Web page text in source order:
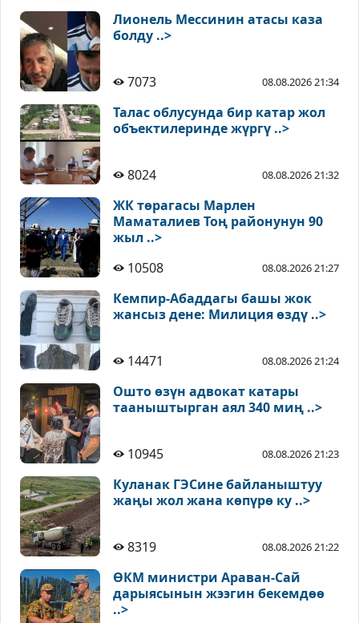
Лионель Мессинин атасы каза
болду ..>
7073 08.08.2026 21:34
Талас облусунда бир катар жол
объектилеринде жүргү ..>
8024 08.08.2026 21:32
ЖК төрагасы Марлен
Маматалиев Тоң районунун 90
жыл ..>
10508
08.08.2026 21:27
Кемпир-Абаддагы башы жок
жансыз дене: Милиция өздү ..>
14471 08.08.2026 21:24
Ошто өзүн адвокат катары
тааныштырган аял 340 миң ..>
10945 08.08.2026 21:23
Куланак ГЭСине байланыштуу
жаңы жол жана көпүрө ку ..>
8319 08.08.2026 21:22
ӨКМ министри Араван-Сай
дарыясынын жээгин бекемдөө
..>